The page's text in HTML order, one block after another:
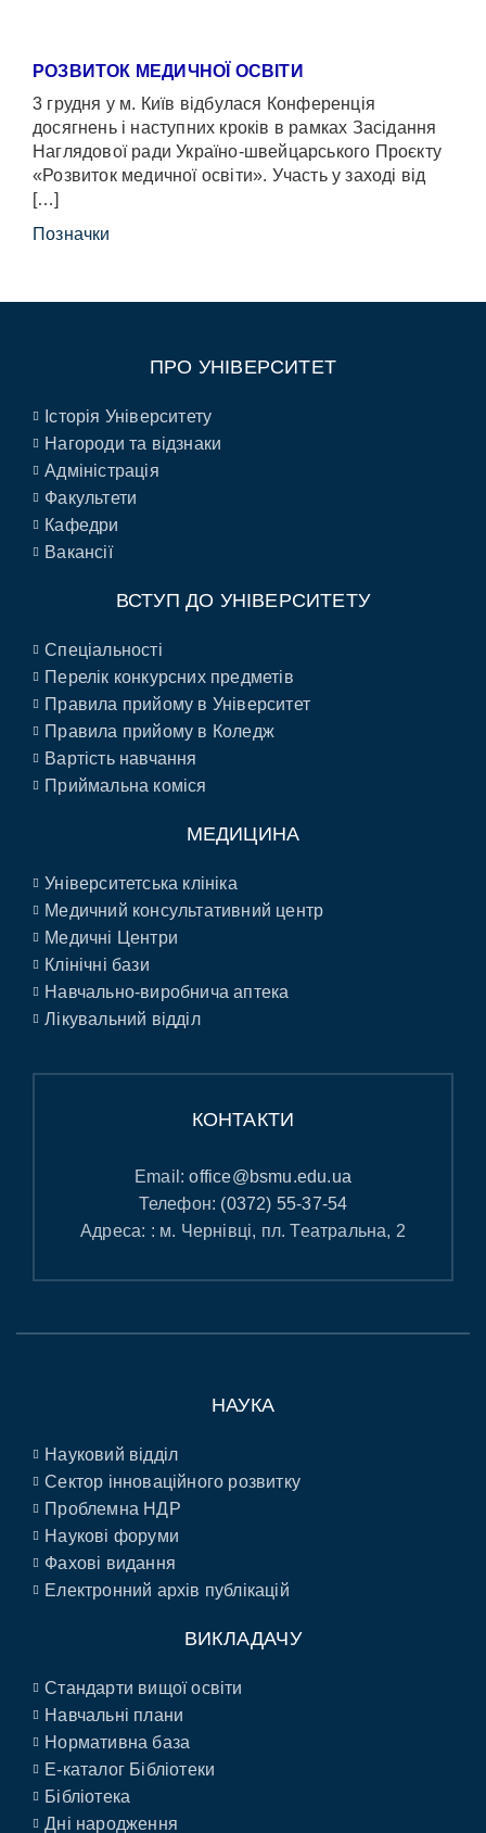
РОЗВИТОК МЕДИЧНОЇ ОСВІТИ
3 грудня у м. Київ відбулася Конференція
досягнень і наступних кроків в рамках Засідання
Наглядової ради Україно-швейцарського Проєкту
«Розвиток медичної освіти». Участь у заході від
[…]
Позначки
ПРО УНІВЕРСИТЕТ
Історія Університету
Нагороди та відзнаки
Адміністрація
Факультети
Кафедри
Вакансії
ВСТУП ДО УНІВЕРСИТЕТУ
Спеціальності
Перелік конкурсних предметів
Правила прийому в Університет
Правила прийому в Коледж
Вартість навчання
Приймальна коміся
МЕДИЦИНА
Університетська клініка
Медичний консультативний центр
Медичні Центри
Клінічні бази
Навчально-виробнича аптека
Лікувальний відділ
КОНТАКТИ
Email:office@bsmu.edu.ua
Телефон: (0372) 55-37-54
Адреса: : м. Чернівці, пл. Театральна, 2
НАУКА
Науковий відділ
Сектор інноваційного розвитку
Проблемна НДР
Наукові форуми
Фахові видання
Електронний архів публікацій
ВИКЛАДАЧУ
Стандарти вищої освіти
Навчальні плани
Нормативна база
E-каталог Бібліотеки
Бібліотека
Дні народження